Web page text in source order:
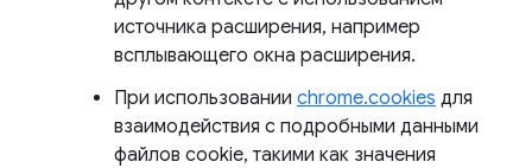
источника расширения, например
всплывающего окна расширения.
При использовании chrome.cookies для
взаимодействия с подробными данными
файлов cookie, такими как значения